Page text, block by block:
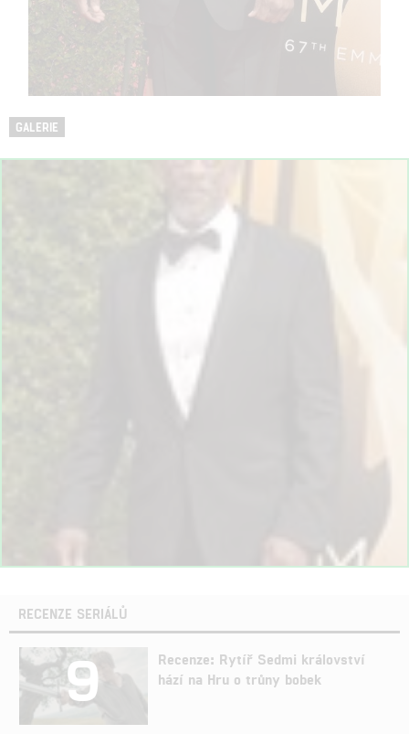
GALERIE
RECENZE SERIÁLŮ
9
Recenze: Rytíř Sedmi království
hází na Hru o trůny bobek